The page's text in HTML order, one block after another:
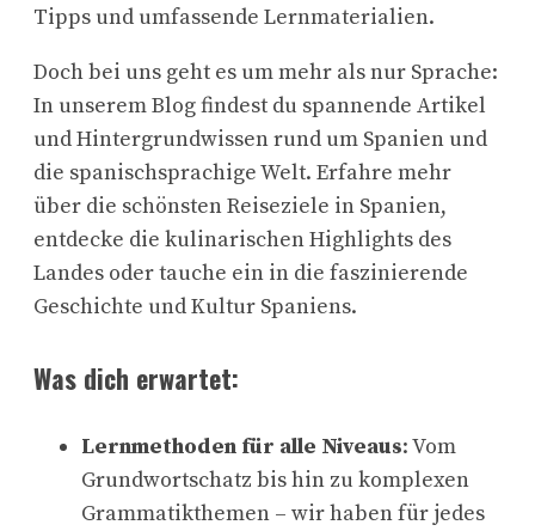
Tipps und umfassende Lernmaterialien.
Doch bei uns geht es um mehr als nur Sprache:
In unserem Blog findest du spannende Artikel
und Hintergrundwissen rund um Spanien und
die spanischsprachige Welt. Erfahre mehr
über die schönsten Reiseziele in Spanien,
entdecke die kulinarischen Highlights des
Landes oder tauche ein in die faszinierende
Geschichte und Kultur Spaniens.
Was dich erwartet:
Lernmethoden für alle Niveaus: Vom
Grundwortschatz bis hin zu komplexen
Grammatikthemen – wir haben für jedes